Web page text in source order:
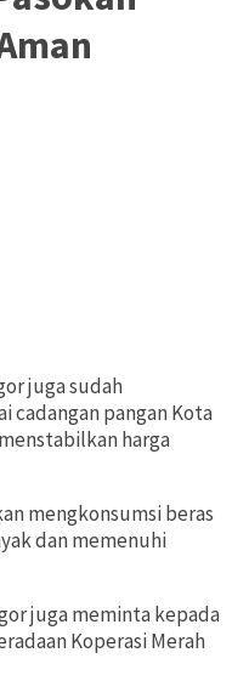
juga sudah
cadangan pangan Kota
harga
mengkonsumsi beras
dan memenuhi
juga meminta kepada
Koperasi Merah